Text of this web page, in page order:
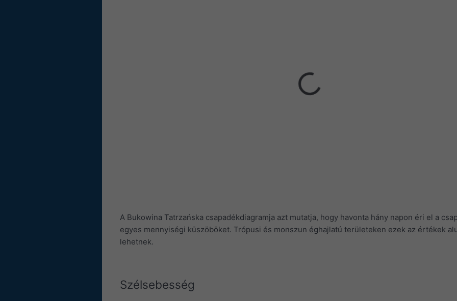
A Bukowina Tatrzańska csapadékdiagramja azt mutatja, hogy havonta hány napon éri el a
egyes mennyiségi küszöböket. Trópusi és monszun éghajlatú területeken ezek az értékek
lehetnek.
Szélsebesség